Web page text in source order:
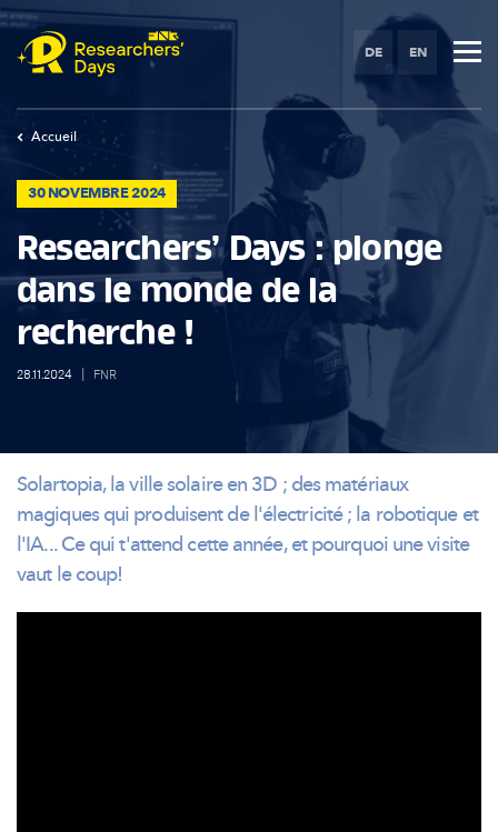
Skip
main
DE EN
Accueil
30 NOVEMBRE 2024
Researchers’ Days : plonge
dans le monde de la
recherche !
28.11.2024 FNR
Solartopia, la ville solaire en 3D ; des matériaux
magiques qui produisent del'électricité; la robotique et
l'IA... Ce qui t'attend cette année, et pourquoi une visite
vaut le coup!